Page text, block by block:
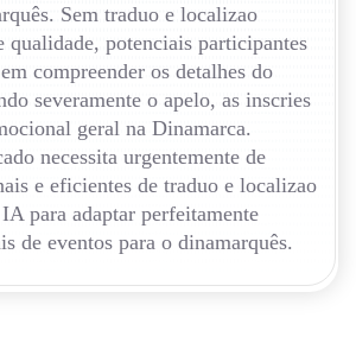
Sem traduo e localizao
qualidade, potenciais participantes
compreender os detalhes do
severamente o apelo, as inscries
geral na Dinamarca.
necessita urgentemente de
e eficientes de traduo e localizao
para adaptar perfeitamente
de eventos para o dinamarquês.